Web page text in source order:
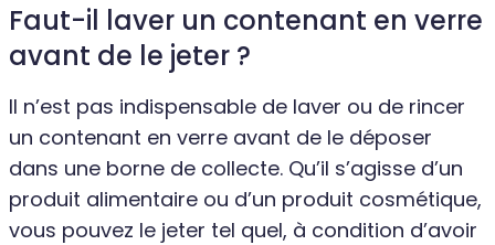
Faut-il laver un contenant en verre
avant de le jeter ?
Il n’est pas indispensable de laver ou de rincer
un contenant en verre avant de le déposer
dans une borne de collecte. Qu’il s’agisse d’un
produit alimentaire ou d’un produit cosmétique,
vous pouvez le jeter tel quel, à condition d’avoir